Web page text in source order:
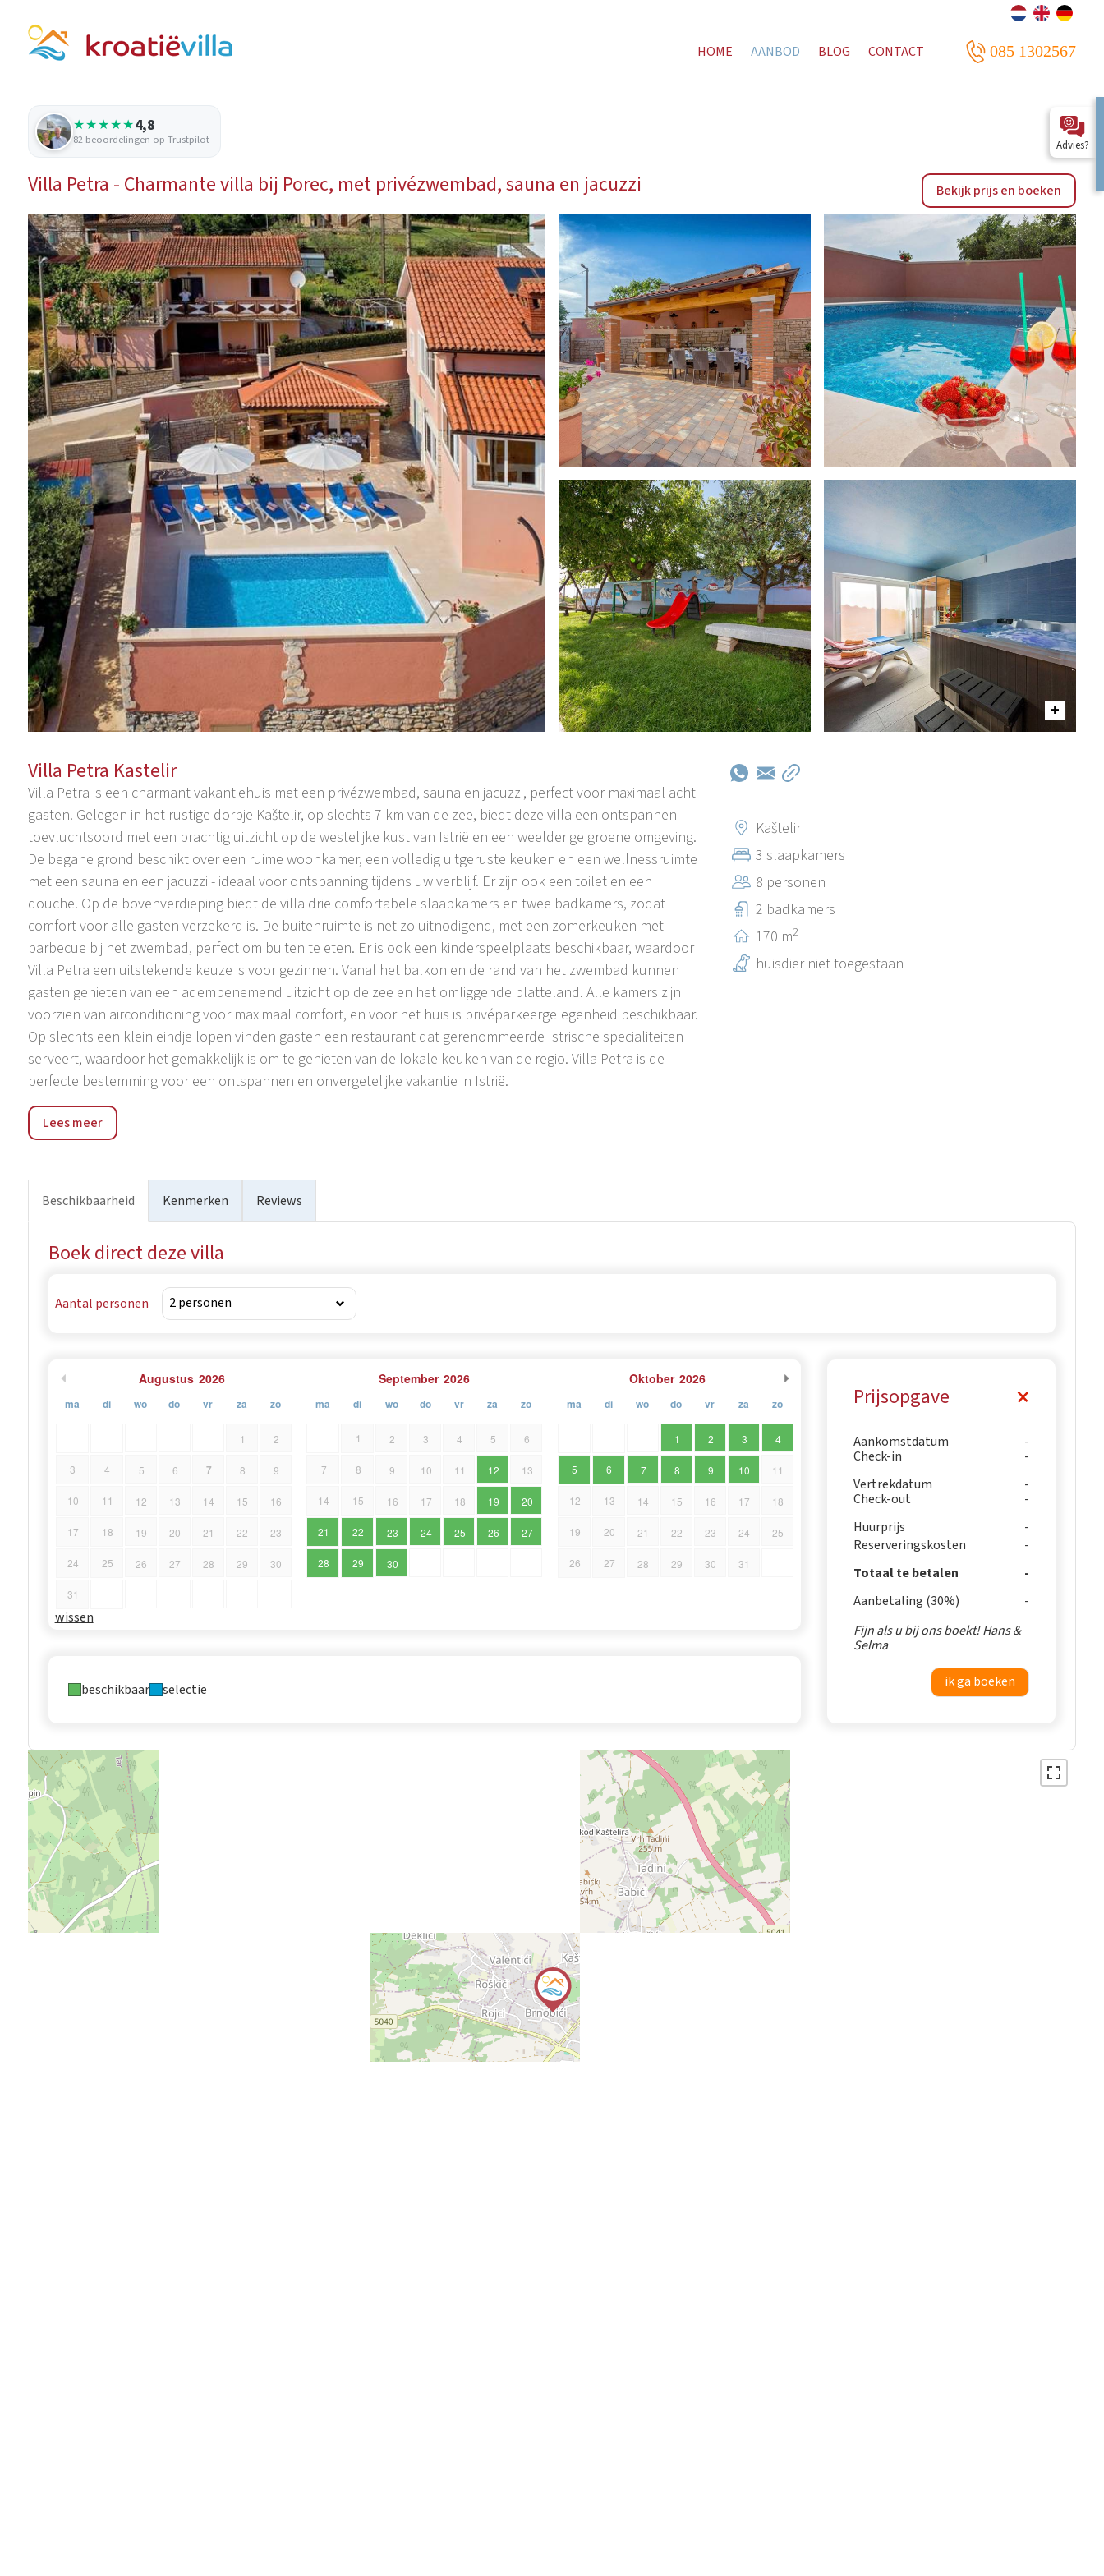
HOME AANBOD BLOG CONTACT 085 1302567
★★★★★4,8
82 beoordelingen op Trustpilot
Villa Petra - Charmante villa bij Porec, met privézwembad, sauna en jacuzzi Bekijk prijs en boeken
Villa Petra Kastelir
Villa Petra is een charmant vakantiehuis met een privézwembad, sauna en jacuzzi, perfect voor maximaal acht
gasten. Gelegen in het rustige dorpje Kaštelir, op slechts 7 km van de zee, biedt deze villa een ontspannen
toevluchtsoord met een prachtig uitzicht op de westelijke kust van Istrië en een weelderige groene omgeving.
De begane grond beschikt over een ruime woonkamer, een volledig uitgeruste keuken en een wellnessruimte
met een sauna en een jacuzzi - ideaal voor ontspanning tijdens uw verblijf. Er zijn ook een toilet en een
douche. Op de bovenverdieping biedt de villa drie comfortabele slaapkamers en twee badkamers, zodat
comfort voor alle gasten verzekerd is. De buitenruimte is net zo uitnodigend, met een zomerkeuken met
barbecue bij het zwembad, perfect om buiten te eten. Er is ook een kinderspeelplaats beschikbaar, waardoor
Villa Petra een uitstekende keuze is voor gezinnen. Vanaf het balkon en de rand van het zwembad kunnen
gasten genieten van een adembenemend uitzicht op de zee en het omliggende platteland. Alle kamers zijn
voorzien van airconditioning voor maximaal comfort, en voor het huis is privéparkeergelegenheid beschikbaar.
Op slechts een klein eindje lopen vinden gasten een restaurant dat gerenommeerde Istrische specialiteiten
serveert, waardoor het gemakkelijk is om te genieten van de lokale keuken van de regio. Villa Petra is de
perfecte bestemming voor een ontspannen en onvergetelijke vakantie in Istrië.
Op slechts 10 km van Poreč aan de westelijke kust van Istrië ligt Kaštelir-Labinci, een rustig dorp omringd
door wijngaarden, olijfbomen en mediterrane landschappen. Het staat bekend om zijn wijn- en
attracties van Poreč op slechts een klein eindje rijden.
Lees meer
Kaštelir
3 slaapkamers
8 personen
2 badkamers
170 m2
huisdier niet toegestaan
Beschikbaarheid Kenmerken Reviews
Boek direct deze villa
Aantal personen
Augustus 2026
ma di wo do vr za zo
1 2
3 4 5 6 7 8 9
10 11 12 13 14 15 16
17 18 19 20 21 22 23
24 25 26 27 28 29 30
31
September 2026
ma di wo do vr za zo
1 2 3 4 5 6
7 8 9 10 11 12 13
14 15 16 17 18 19 20
21 22 23 24 25 26 27
28 29 30
Oktober 2026
ma di wo do vr za zo
1 2 3 4
5 6 7 8 9 10 11
12 13 14 15 16 17 18
19 20 21 22 23 24 25
26 27 28 29 30 31
wissen
beschikbaar selectie
Prijsopgave
Aankomstdatum
Check-in
Vertrekdatum
Check-out
Huurprijs
Reserveringskosten
Totaal te betalen
Aanbetaling (30%)
Fijn als u bij ons boekt! Hans &
Selma
ik ga boeken
Advies?